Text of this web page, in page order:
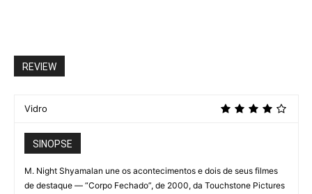
REVIEW
Vidro
SINOPSE
M. Night Shyamalan une os acontecimentos e dois de seus filmes
de destaque — “Corpo Fechado”, de 2000, da Touchstone Pictures